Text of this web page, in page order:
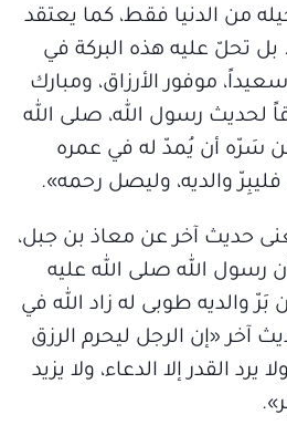
من الدنيا فقط، كما يعتقد
بل تحلّ عليه هذه البركة في
موفور الأرزاق، ومبارك
لحديث رسول الله، صلى الله
سَرّه أن يُمدّ له في عمره
فليبِرّ والديه، وليصل رحمه».
حديث آخر عن معاذ بن جبل،
رسول الله صلى الله عليه
والديه طوبى له زاد الله في
آخر «إن الرجل ليحرم الرزق
يرد القدر إلا الدعاء، ولا يزيد